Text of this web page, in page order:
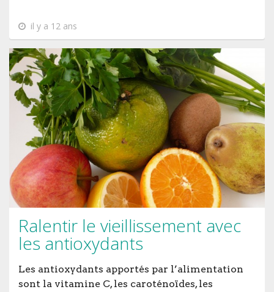
il y a 12 ans
Ralentir le vieillissement avec
les antioxydants
Les antioxydants apportés par l’alimentation
sont la vitamine C, les caroténoïdes, les